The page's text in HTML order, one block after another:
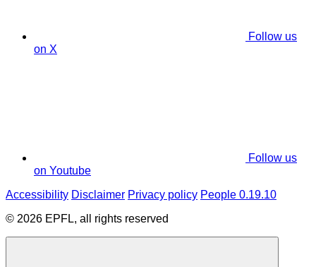
Follow us
on X
Follow us
on Youtube
Accessibility Disclaimer Privacy policy People 0.19.10
© 2026 EPFL, all rights reserved